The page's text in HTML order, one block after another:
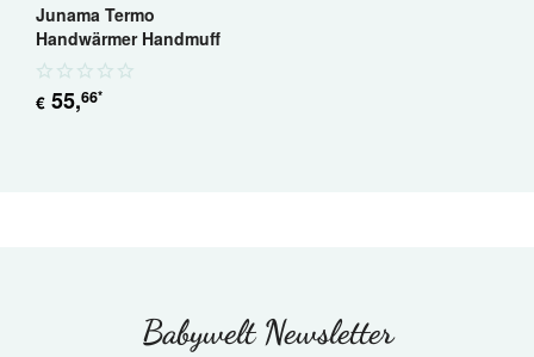
Junama Termo
Handwärmer Handmuff
€ 55,66*
Babywelt Newsletter